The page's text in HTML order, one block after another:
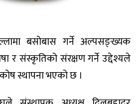
बसोबास गर्ने अल्पसङ्ख्यक
र संस्कृतिको संरक्षण गर्ने उद्देश्यले
स्थापना भएको छ ।